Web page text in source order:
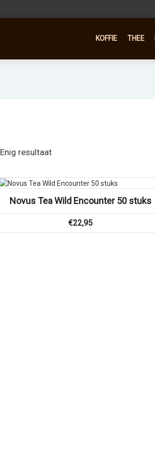
KOFFIE THEE
Enig resultaat
Novus Tea Wild Encounter 50 stuks
€22,95